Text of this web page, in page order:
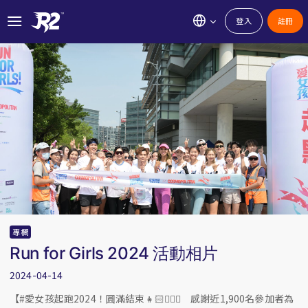
登入 註冊
專欄
Run for Girls 2024 活動相片
2024-04-14
【#愛女孩起跑2024！圓滿結束👧🏻🏃🏻‍♀️ 感謝近1,900名參加者為